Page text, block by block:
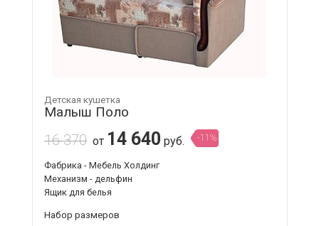
Детская кушетка
Малыш Поло
16 370 от 14 640 руб. -11%
Фабрика - Мебель Холдинг
Механизм - дельфин
Ящик для белья
Набор размеров